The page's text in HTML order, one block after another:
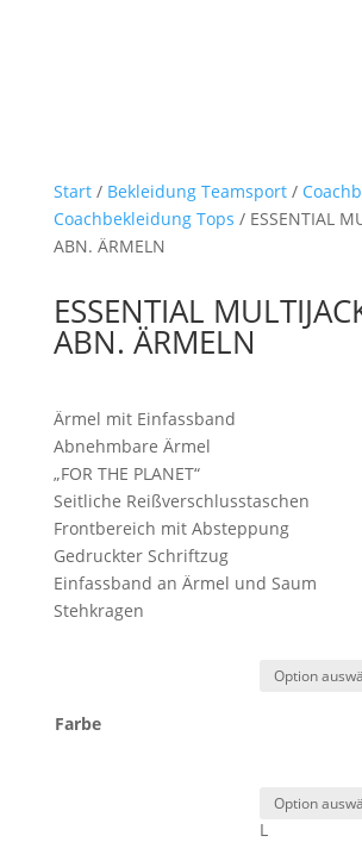
Start/ Bekleidung Teamsport/
Coachbekleidung Tops / ESSENTIAL
ABN. ÄRMELN
ESSENTIAL
ABN. ÄRMELN
Ärmel mit Einfassband
Abnehmbare Ärmel
„FOR THE PLANET“
Seitliche Reißverschlusstaschen
Frontbereich mit Absteppung
Gedruckter Schriftzug
Einfassband an Ärmel und Saum
Stehkragen
Farbe
L